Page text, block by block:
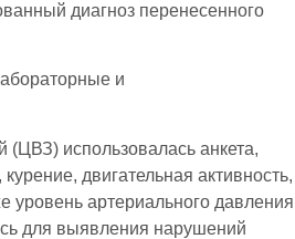
диагноз перенесенного
и
использовалась анкета,
двигательная активность,
уровень артериального давления
для выявления нарушений